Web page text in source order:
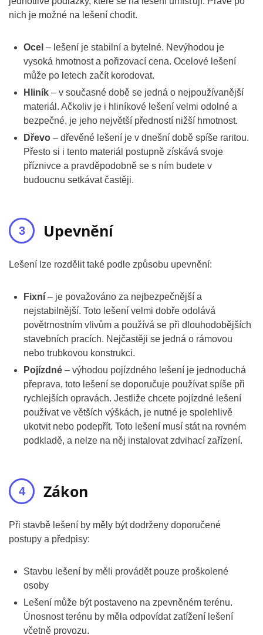
nich je možné na lešení chodit.
Ocel – lešení je stabilní a bytelné. Nevýhodou je
vysoká hmotnost a pořizovací cena. Ocelové lešení
může po letech začít korodovat.
Hliník – v současné době se jedná o nejpoužívanější
materiál. Ačkoliv je i hliníkové lešení velmi odolné a
bezpečné, je jeho největší předností nižší hmotnost.
Dřevo – dřevěné lešení je v dnešní době spíše raritou.
Přesto si i tento materiál postupně získává svoje
příznivce a pravděpodobně se s ním budete v
budoucnu setkávat častěji.
Upevnění
Lešení lze rozdělit také podle způsobu upevnění:
Fixní – je považováno za nejbezpečnější a
nejstabilnější. Toto lešení velmi dobře odolává
povětrnostním vlivům a používá se při dlouhodobějších
stavebních pracích. Nejčastěji se jedná o rámovou
nebo trubkovou konstrukci.
Pojízdné – výhodou pojízdného lešení je jednoduchá
přeprava, toto lešení se doporučuje používat spíše při
rychlejších opravách. Jestliže chcete pojízdné lešení
používat ve větších výškách, je nutné je spolehlivě
ukotvit nebo podepřít. Toto lešení musí stát na rovném
podkladě, a nelze na něj instalovat zdvihací zařízení.
Zákon
Při stavbě lešení by měly být dodrženy doporučené
postupy a předpisy:
Stavbu lešení by měli provádět pouze proškolené
osoby
Lešení může být postaveno na zpevněném terénu.
Únosnost terénu by měla odpovídat zatížení lešení
včetně provozu.